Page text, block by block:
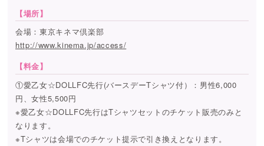
【場所】
会場：東京キネマ倶楽部
http://www.kinema.jp/access/
【料金】
①愛乙女☆DOLLFC先行(バースデーTシャツ付）：男性6,000
円、女性5,500円
※愛乙女☆DOLLFC先行はTシャツセットのチケット販売のみと
なります。
※Tシャツは会場でのチケット提示で引き換えとなります。